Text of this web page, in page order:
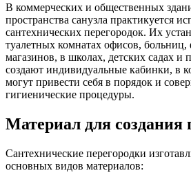
В коммерческих и общественных
пространства санузла практикуется
сантехнических перегородок. Их
туалетных комнатах офисов, больниц,
магазинов, в школах, детских садах
создают индивидуальные кабинки, в
могут привести себя в порядок и
гигиенические процедуры.
Материал для создания
Сантехнические перегородки
основных видов материалов: